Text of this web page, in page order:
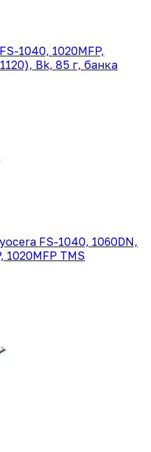
1040, 1020MFP,
Bk, 85 г, банка
FS-1040, 1060DN,
1020MFP TMS